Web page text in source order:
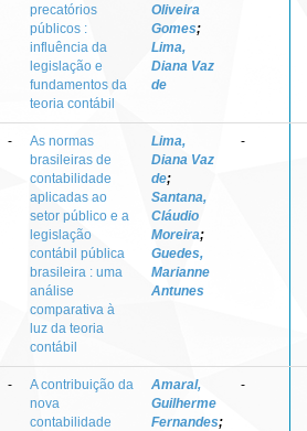
precatórios
públicos :
influência da
legislação e
fundamentos da
teoria contábil
Oliveira
Gomes;
Lima,
Diana Vaz
de
-
As normas
brasileiras de
contabilidade
aplicadas ao
setor público e a
legislação
contábil pública
brasileira : uma
análise
comparativa à
luz da teoria
contábil
Lima,
Diana Vaz
de;
Santana,
Cláudio
Moreira;
Guedes,
Marianne
Antunes
-
-
A contribuição da
nova
contabilidade
Amaral,
Guilherme
Fernandes;
-